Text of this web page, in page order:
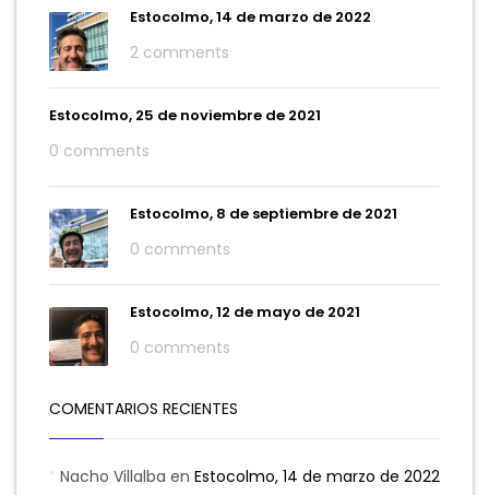
Estocolmo, 14 de marzo de 2022
2 comments
Estocolmo, 25 de noviembre de 2021
0 comments
Estocolmo, 8 de septiembre de 2021
0 comments
Estocolmo, 12 de mayo de 2021
0 comments
COMENTARIOS RECIENTES
Nacho Villalba en Estocolmo, 14 de marzo de 2022